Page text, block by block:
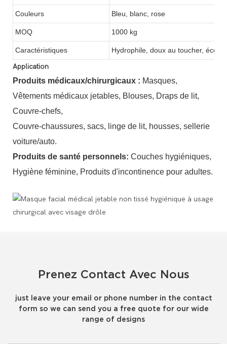
Couleurs Bleu, blanc, rose
MOQ 1000 kg
Caractéristiques Hydrophile, doux au toucher,
Application
Produits médicaux/chirurgicaux : Masques,
Vêtements médicaux jetables, Blouses, Draps de lit,
Couvre-chefs,
Couvre-chaussures, sacs, linge de lit, housses, sellerie
voiture/auto.
Produits de santé personnels: Couches hygiéniques,
Hygiène féminine, Produits d'incontinence pour adultes.
Prenez Contact Avec Nous
just leave your email or phone number in the contact
form so we can send you a free quote for our wide
range of designs